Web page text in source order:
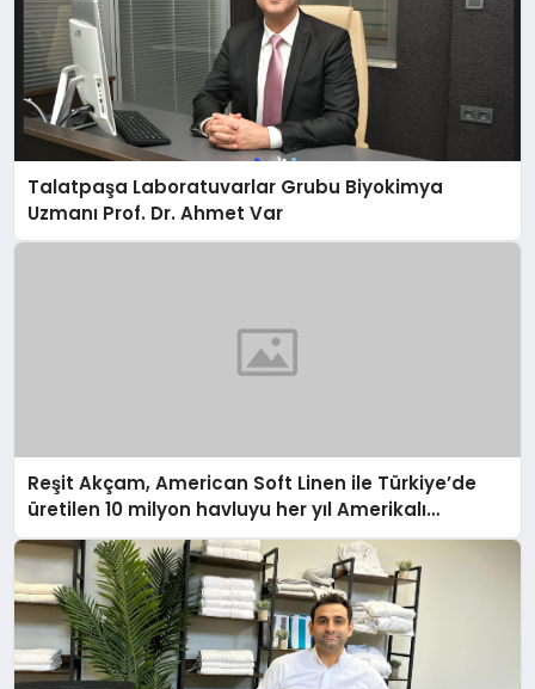
Talatpaşa Laboratuvarlar Grubu Biyokimya
Uzmanı Prof. Dr. Ahmet Var
Reşit Akçam, American Soft Linen ile Türkiye’de
üretilen 10 milyon havluyu her yıl Amerikalı
tüketicilerle buluşturuyor